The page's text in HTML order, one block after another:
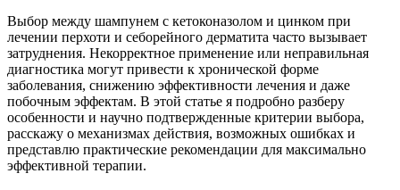
Выбор между шампунем с кетоконазолом и цинком при
лечении перхоти и себорейного дерматита часто вызывает
затруднения. Некорректное применение или неправильная
диагностика могут привести к хронической форме
заболевания, снижению эффективности лечения и даже
побочным эффектам. В этой статье я подробно разберу
особенности и научно подтвержденные критерии выбора,
расскажу о механизмах действия, возможных ошибках и
представлю практические рекомендации для максимально
эффективной терапии.